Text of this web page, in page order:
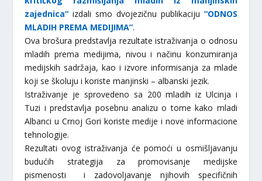
zajednica“ izdali smo dvojezičnu publikaciju “ODNOS
MLADIH PREMA MEDIJIMA”.
Ova brošura predstavlja rezultate istraživanja o odnosu
mladih prema medijima, nivou i načinu konzumiranja
medijskih sadržaja, kao i izvore informisanja za mlade
koji se školuju i koriste manjinski – albanski jezik.
Istraživanje je sprovedeno sa 200 mladih iz Ulcinja i
Tuzi i predstavlja posebnu analizu o tome kako mladi
Albanci u Crnoj Gori koriste medije i nove informacione
tehnologije.
Rezultati ovog istraživanja će pomoći u osmišljavanju
budućih strategija za promovisanje medijske
pismenosti i zadovoljavanje njihovih specifičnih